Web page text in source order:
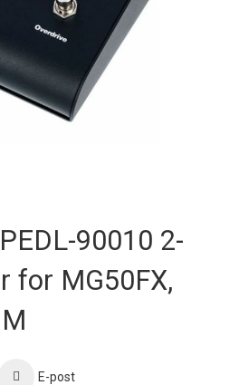
90010 2-
for MG50FX,
E-post